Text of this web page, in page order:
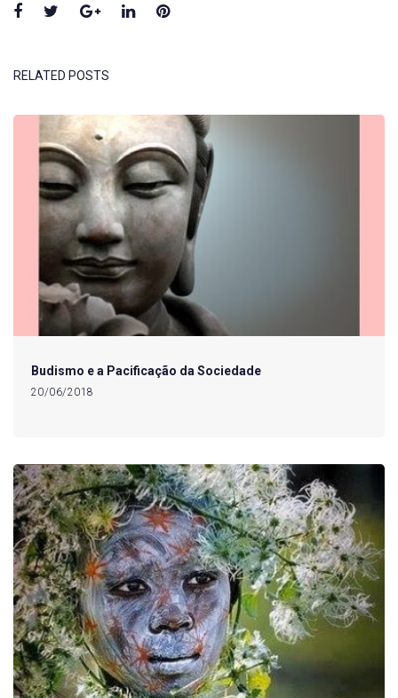
Facebook
TwitterGoogle+LinkedInPinterest
RELATED POSTS
Budismo e a Pacificação da Sociedade
20/06/2018